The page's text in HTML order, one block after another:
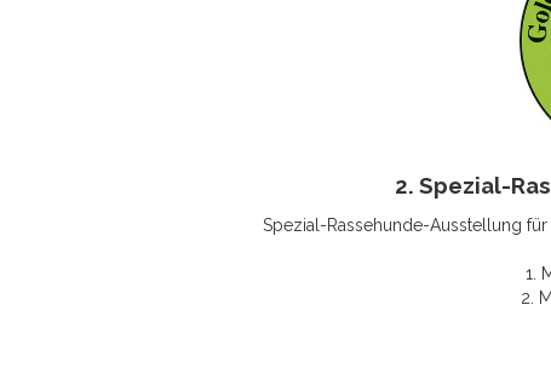
2. Spezial-
Spezial-Rassehunde-Ausstellung
1.
2.